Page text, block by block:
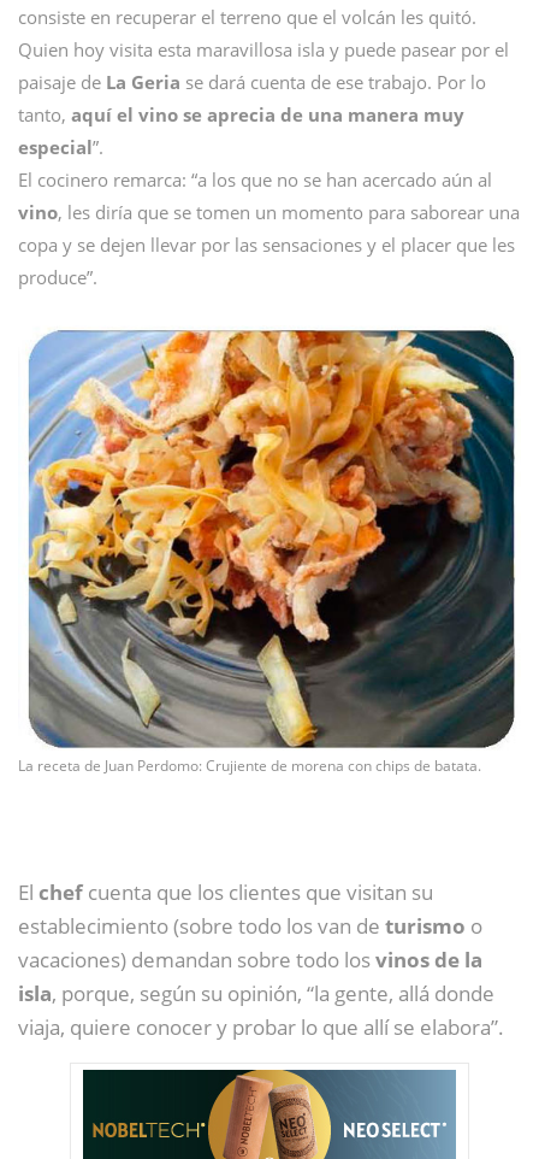
consiste en recuperar el terreno que el volcán les quitó.
Quien hoy visita esta maravillosa isla y puede pasear por el
paisaje de La Geria se dará cuenta de ese trabajo. Por lo
tanto, aquí el vino se aprecia de una manera muy
especial”.
El cocinero remarca: “a los que no se han acercado aún al
vino, les diría que se tomen un momento para saborear una
copa y se dejen llevar por las sensaciones y el placer que les
produce”.
La receta de Juan Perdomo: Crujiente de morena con chips de batata.
El chef cuenta que los clientes que visitan su
establecimiento (sobre todo los van de turismo o
vacaciones) demandan sobre todo losvinos de la
isla, porque, según su opinión, “la gente, allá donde
viaja, quiere conocer y probar lo que allí se elabora”.